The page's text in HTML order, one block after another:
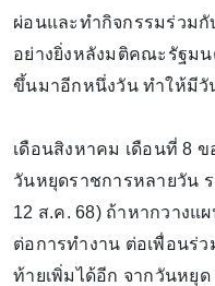
ผ่อนและทำกิจกรรมร่วมกั
อย่างยิ่งหลังมติคณะรัฐม
ขึ้นมาอีกหนึ่งวัน ทำให้มีวั
เดือนสิงหาคม เดือนที่ 8
วันหยุดราชการหลายวัน
12 ส.ค. 68) ถ้าหากวางแ
ต่อการทำงาน ต่อเพื่อนร่
ท้ายเพิ่มได้อีก จากวันหยุ